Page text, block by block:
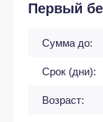
Первый
Сумма до:
Срок (дни):
Возраст: